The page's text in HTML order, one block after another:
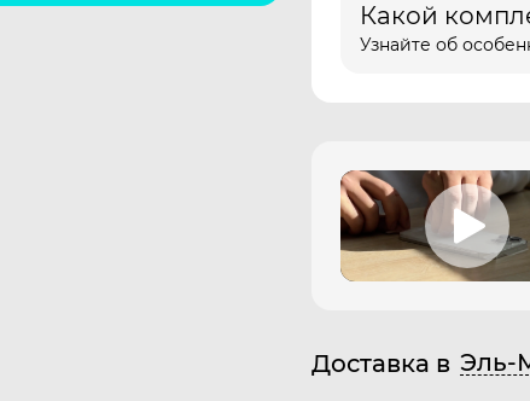
Какой
Узнайте об
Доставка в Эль-